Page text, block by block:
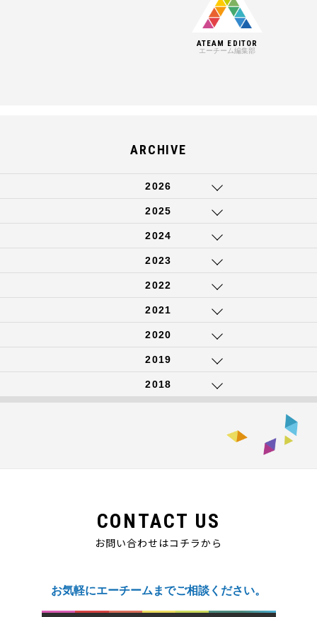
ATEAM EDITOR
エーチーム編集部
ARCHIVE
2026
2025
2024
2023
2022
2021
2020
2019
2018
CONTACT US
お問い合わせはコチラから
お気軽にエーチームまでご相談ください。